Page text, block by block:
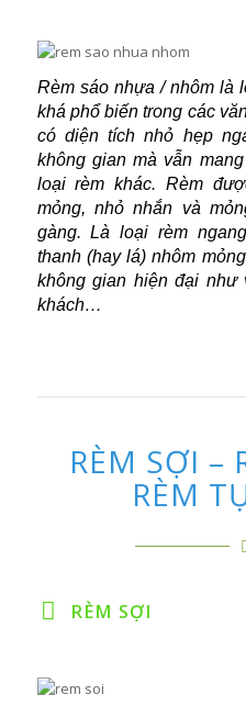
Rèm sáo nhựa / nhôm là
khá phổ biến trong các
có diện tích nhỏ hẹp
không gian mà vẫn
loại rèm khác.Rèm
mỏng, nhỏ nhắn và
gàng. Là loại rèm
thanh (hay lá) nhôm
không gian hiện đại như
khách…
RÈM SỢI –
RÈM
RÈM SỢI